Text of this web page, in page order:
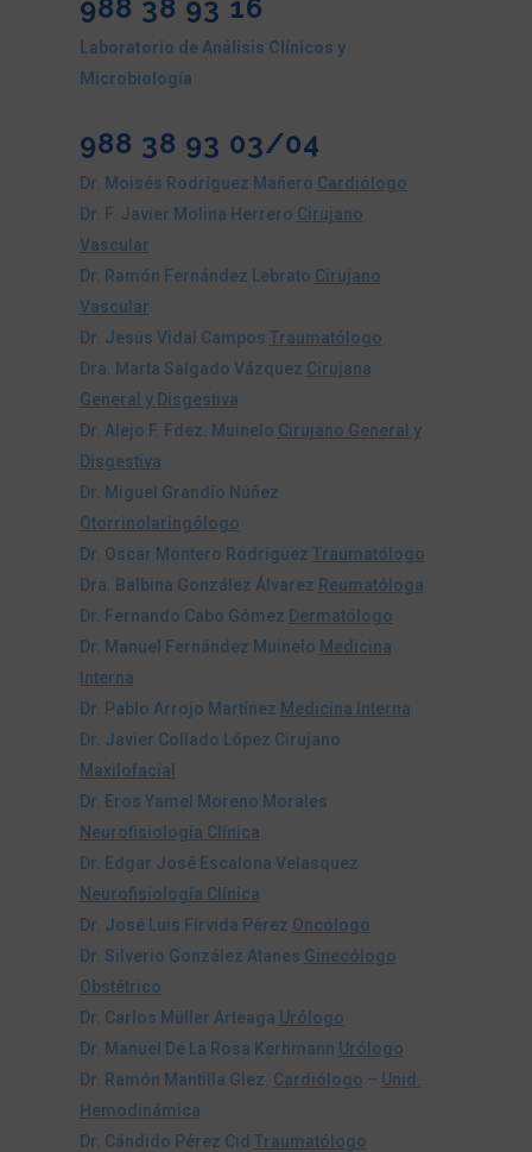
988 38 93 16
Laboratorio de Análisis Clínicos y
Microbiología
988 38 93 03/04
Dr. Moisés Rodríguez Mañero Cardiólogo
Dr. F. Javier Molina Herrero Cirujano
Vascular
Dr. Ramón Fernández Lebrato Cirujano
Vascular
Dr. Jesús Vidal Campos Traumatólogo
Dra. Marta Salgado Vázquez Cirujana
General y Disgestiva
Dr. Alejo F. Fdez. Muinelo Cirujano General y
Disgestiva
Dr. Miguel Grandío Núñez
Otorrinolaringólogo
Dr. Oscar Montero Rodríguez Traumatólogo
Dra. Balbina González Álvarez Reumatóloga
Dr. Fernando Cabo Gómez Dermatólogo
Dr. Manuel Fernández Muinelo Medicina
Interna
Dr. Pablo Arrojo Martínez Medicina Interna
Dr. Javier Collado López Cirujano
Maxilofacial
Dr. Eros Yamel Moreno Morales
Neurofisiología Clínica
Dr. Edgar José Escalona Velasquez
Neurofisiología Clínica
Dr. José Luis Fírvida Pérez Oncólogo
Dr. Silverio González Atanes Ginecólogo
Obstétrico
Dr. Carlos Müller Arteaga Urólogo
Dr. Manuel De La Rosa Kerhmann Urólogo
Dr. Ramón Mantilla Glez. Cardiólogo – Unid.
Hemodinámica
Dr. Cándido Pérez Cid Traumatólogo